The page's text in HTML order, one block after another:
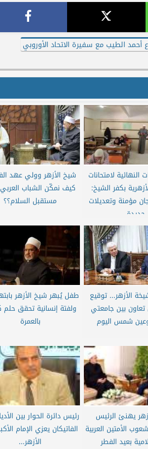
أحمد الطيب مع سفيرة الاتحاد الأوروبي
النهائية لامتحانات
بكفر الشيخ:
مؤمنة وتعديلات
جديدة...
شيخ الأزهر وولي عهد
كيف نمكّن الشباب العربي
مستقبل السلام؟؟
الأزهر... توقيع
تعاون بين جامعتي
وعين شمس اليوم
طفل يُبهر شيخ الأزهر
ولفتة إنسانية تحقق
بالعمرة
يهنئ الرئيس
الأمتين العربية
بعيد الفطر
رئيس دائرة الحوار بين
الفاتيكان يعزي الإمام
الأزهر...